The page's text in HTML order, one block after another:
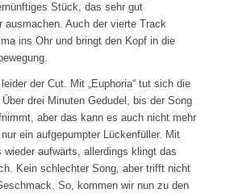
Stück, das sehr gut
ausmachen. Auch der vierte Track
ins Ohr und bringt den Kopf in die
der Cut. Mit „Euphoria“ tut sich die
drei Minuten Gedudel, bis der Song
aber das kann es auch nicht mehr
ein aufgepumpter Lückenfüller. Mit
wieder aufwärts, allerdings klingt das
Kein schlechter Song, aber trifft nicht
So, kommen wir nun zu den